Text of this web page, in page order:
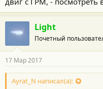
Light
Почетный
17 Мар 2017
Ayrat_N написал(а):